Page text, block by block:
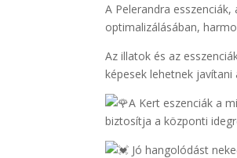
A Pelerandra
optimalizálásában,
Az illatok és az
képesek lehetnek
A Kert eszenciák a
biztosítja a központi
Jó hangolódást